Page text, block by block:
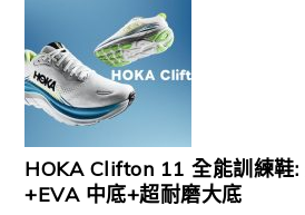
HOKA Clifton 11 全能訓練鞋:
+EVA 中底+超耐磨大底